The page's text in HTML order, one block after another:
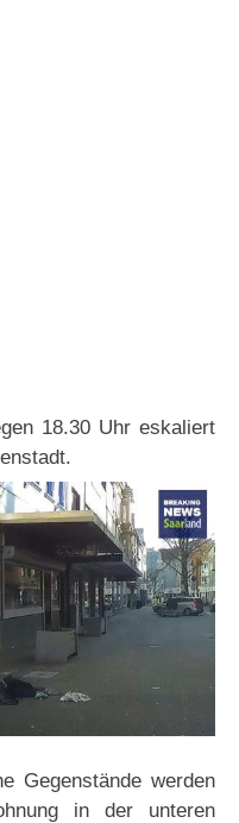
18.30 Uhr eskaliert
Gegenstände werden
in der unteren